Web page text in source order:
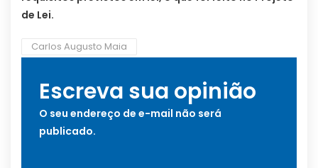
de Lei.
Carlos Augusto Maia
Escreva sua opinião
O seu endereço de e-mail não será
publicado.